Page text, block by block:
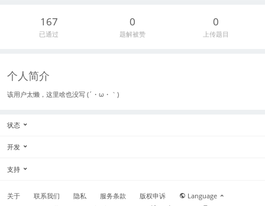
167
已通过
0
题解被赞
0
上传题目
个人简介
该用户太懒，这里啥也没写 (´・ω・｀)
状态
开发
支持
关于 联系我们 隐私 服务条款 版权申诉
Language